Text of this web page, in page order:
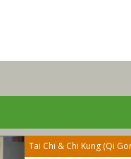
Tai Chi & Chi Kung (Qi